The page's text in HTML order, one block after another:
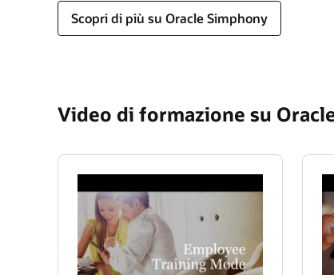
Scopri di più su Oracle Simphony
Video di formazione su